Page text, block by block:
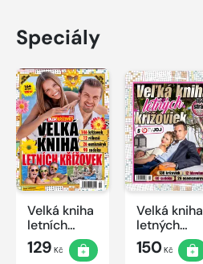
Speciály
Velká kniha
letních
křížovek
2026
129 Kč
Velká kniha
letných
krížoviek s
TV JOJ
150Kč